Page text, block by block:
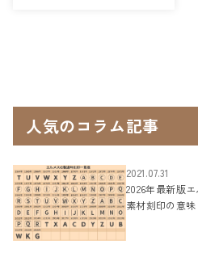
人気のコラム記事
2021.07.31
2026年最新版
素材刻印の意味